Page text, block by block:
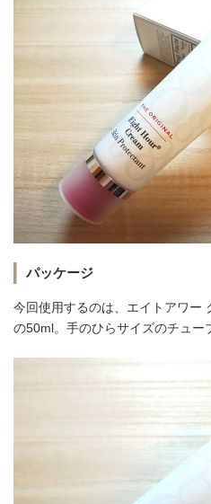
パッケージ
今回使用するのは、エイトアワー
の50ml。手のひらサイズのチュー